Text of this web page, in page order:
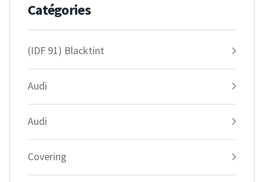
Catégories
(IDF 91) Blacktint
Audi
Audi
Covering